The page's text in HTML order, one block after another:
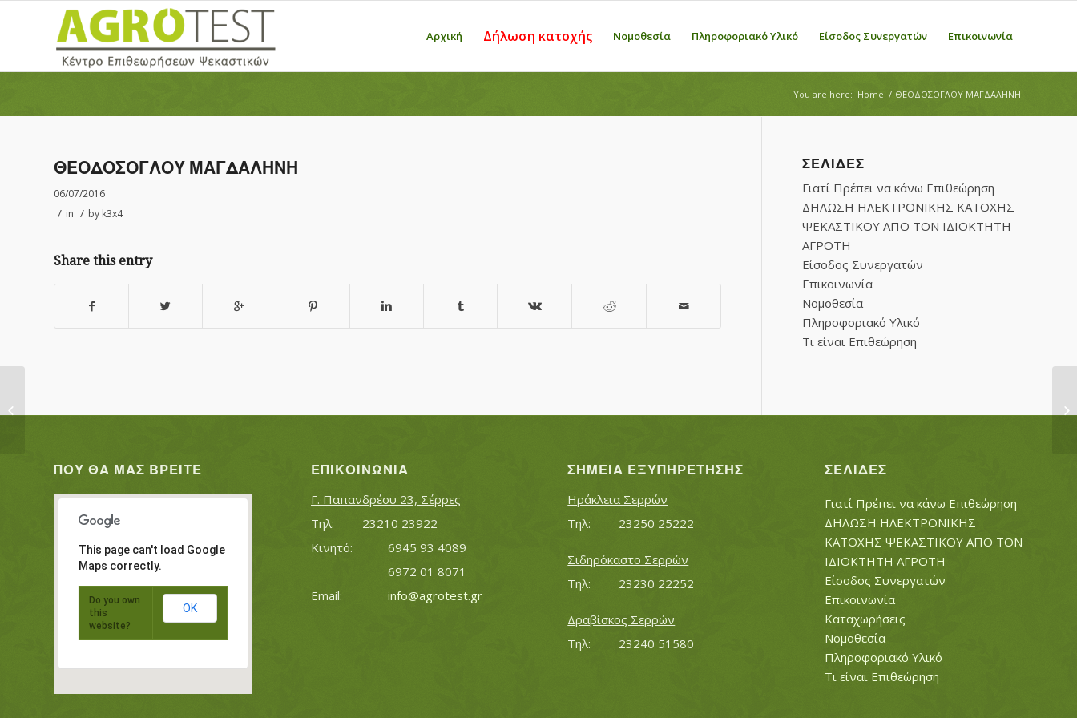
Αρχική Δήλωση κατοχής Νομοθεσία Πληροφοριακό Υλικό Είσοδος Συνεργατών Επικοινωνία
You are here: Home / ΘΕΟΔΟΣΟΓΛΟΥ ΜΑΓΔΑΛΗΝΗ
ΘΕΟΔΟΣΟΓΛΟΥ ΜΑΓΔΑΛΗΝΗ
06/07/2016
/ in / by k3x4
Share this entry
ΣΕΛΊΔΕΣ
Γιατί Πρέπει να κάνω Επιθεώρηση
ΔΗΛΩΣΗ ΗΛΕΚΤΡΟΝΙΚΗΣ ΚΑΤΟΧΗΣ
ΨΕΚΑΣΤΙΚΟΥ ΑΠΟ ΤΟΝ ΙΔΙΟΚΤΗΤΗ
ΑΓΡΟΤΗ
Είσοδος Συνεργατών
Επικοινωνία
Νομοθεσία
Πληροφοριακό Υλικό
Τι είναι Επιθεώρηση
ΠΟΥ ΘΑ ΜΑΣ ΒΡΕΊΤΕ
This page can't load Google
Maps correctly.
Do you own
this
website?
OK
ΕΠΙΚΟΙΝΩΝΊΑ
Γ. Παπανδρέου 23, Σέρρες
Τηλ:		23210 23922
Κινητό:		6945 93 4089
			6972 01 8071
info@agrotest.gr
ΣΗΜΕΊΑ ΕΞΥΠΗΡΈΤΗΣΗΣ
Ηράκλεια Σερρών
Τηλ:		23250 25222
Σιδηρόκαστο Σερρών
Τηλ:		23230 22252
Δραβίσκος Σερρών
Τηλ:		23240 51580
ΣΕΛΊΔΕΣ
Γιατί Πρέπει να κάνω Επιθεώρηση
ΔΗΛΩΣΗ ΗΛΕΚΤΡΟΝΙΚΗΣ
ΚΑΤΟΧΗΣ ΨΕΚΑΣΤΙΚΟΥ ΑΠΟ ΤΟΝ
ΙΔΙΟΚΤΗΤΗ ΑΓΡΟΤΗ
Είσοδος Συνεργατών
Επικοινωνία
Καταχωρήσεις
Νομοθεσία
Πληροφοριακό Υλικό
Τι είναι Επιθεώρηση